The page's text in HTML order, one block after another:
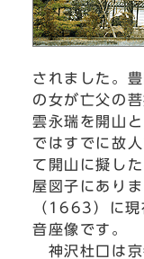
されました。
の女が亡父の
雲永瑞を開山
ではすでに故
て開山に擬し
屋図子にあり
（1663）に現
音座像です。
神沢杜口は京